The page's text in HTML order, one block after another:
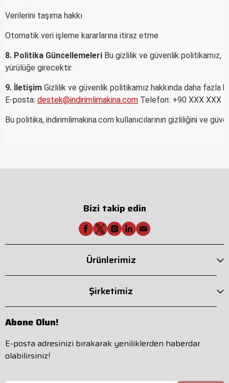
Verilerini taşıma hakkı
Otomatik veri işleme kararlarına itiraz etme
8. Politika Güncellemeleri Bu gizlilik ve güvenlik politikamız,
yürülüğe girecektir.
9. İletişim Gizlilik ve güvenlik politikamız hakkında daha
E-posta: destek@indirimlimakina.com Telefon: +90 XXX XXX
Bu politika, indirimlimakina.com kullanıcılarının gizliliğini ve
Bizi takip edin
Ürünlerimiz
Şirketimiz
Abone Olun!
E-posta adresinizi bırakarak yeniliklerden haberdar
olabilirsiniz!